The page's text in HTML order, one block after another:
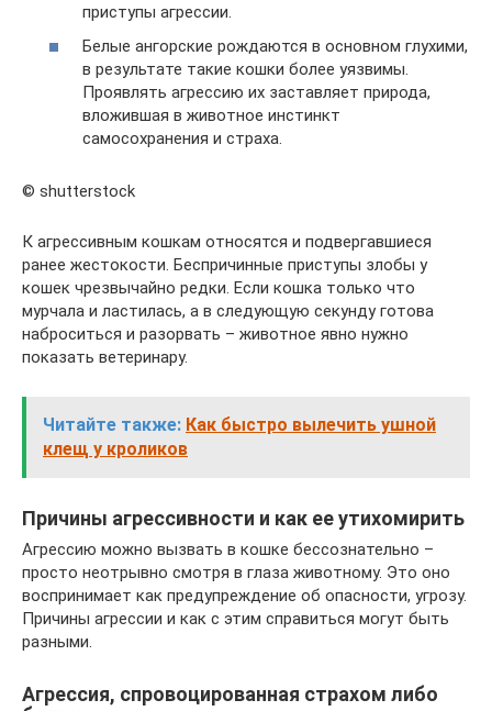
приступы агрессии.
Белые ангорские рождаются в основном глухими,
в результате такие кошки более уязвимы.
Проявлять агрессию их заставляет природа,
вложившая в животное инстинкт
самосохранения и страха.
© shutterstock
К агрессивным кошкам относятся и подвергавшиеся
ранее жестокости. Беспричинные приступы злобы у
кошек чрезвычайно редки. Если кошка только что
мурчала и ластилась, а в следующую секунду готова
наброситься и разорвать – животное явно нужно
показать ветеринару.
Читайте также: Как быстро вылечить ушной
клещ у кроликов
Причины агрессивности и как ее утихомирить
Агрессию можно вызвать в кошке бессознательно –
просто неотрывно смотря в глаза животному. Это оно
воспринимает как предупреждение об опасности, угрозу.
Причины агрессии и как с этим справиться могут быть
разными.
Агрессия, спровоцированная страхом либо